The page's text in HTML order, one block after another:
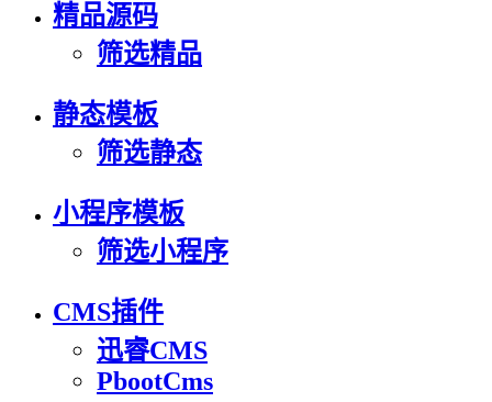
精品源码
筛选精品
静态模板
筛选静态
小程序模板
筛选小程序
CMS插件
迅睿CMS
PbootCms